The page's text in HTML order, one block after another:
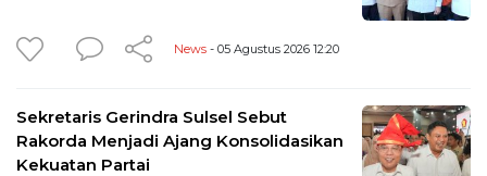
News - 05 Agustus 2026 12:20
Sekretaris Gerindra Sulsel Sebut
Rakorda Menjadi Ajang Konsolidasikan
Kekuatan Partai